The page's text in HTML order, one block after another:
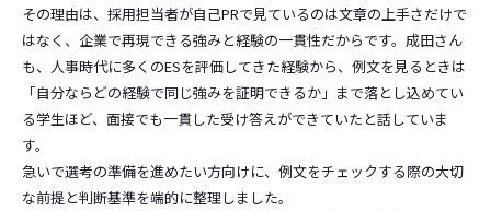
その理由は、採用担当者が自己PRで見ているのは文章の上手さだけで
はなく、企業で再現できる強みと経験の一貫性だからです。成田さん
も、人事時代に多くのESを評価してきた経験から、例文を見るときは
「自分ならどの経験で同じ強みを証明できるか」まで落とし込めてい
る学生ほど、面接でも一貫した受け答えができていたと話していま
す。
急いで選考の準備を進めたい方向けに、例文をチェックする際の大切
な前提と判断基準を端的に整理しました。